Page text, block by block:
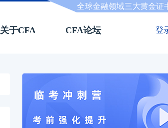
全球金融领域三大黄金证
关于CFA CFA论坛 登